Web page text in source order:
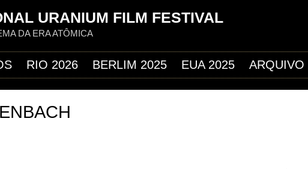
URANIUM FILM FESTIVAL
DA ERA ATÔMICA
RIO 2026 BERLIM 2025 EUA 2025 ARQUIVO